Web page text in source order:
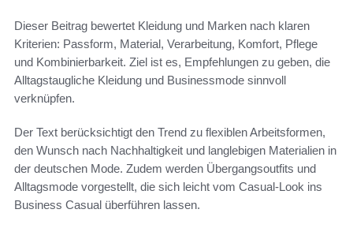
Dieser Beitrag bewertet Kleidung und Marken nach klaren
Kriterien: Passform, Material, Verarbeitung, Komfort, Pflege
und Kombinierbarkeit. Ziel ist es, Empfehlungen zu geben, die
Alltagstaugliche Kleidung und Businessmode sinnvoll
verknüpfen.
Der Text berücksichtigt den Trend zu flexiblen Arbeitsformen,
den Wunsch nach Nachhaltigkeit und langlebigen Materialien in
der deutschen Mode. Zudem werden Übergangsoutfits und
Alltagsmode vorgestellt, die sich leicht vom Casual-Look ins
Business Casual überführen lassen.